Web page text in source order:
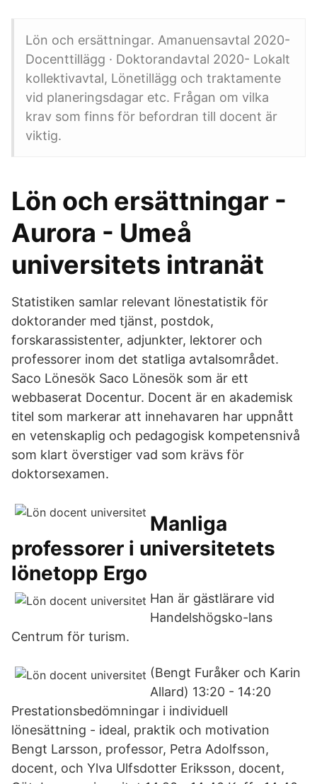
Lön och ersättningar. Amanuensavtal 2020-
Docenttillägg · Doktorandavtal 2020- Lokalt
kollektivavtal, Lönetillägg och traktamente
vid planeringsdagar etc. Frågan om vilka
krav som finns för befordran till docent är
viktig.
Lön och ersättningar -
Aurora - Umeå
universitets intranät
Statistiken samlar relevant lönestatistik för
doktorander med tjänst, postdok,
forskarassistenter, adjunkter, lektorer och
professorer inom det statliga avtalsområdet.
Saco Lönesök Saco Lönesök som är ett
webbaserat Docentur. Docent är en akademisk
titel som markerar att innehavaren har uppnått
en vetenskaplig och pedagogisk kompetensnivå
som klart överstiger vad som krävs för
doktorsexamen.
Manliga
professorer i universitetets
lönetopp Ergo
Han är gästlärare vid
Handelshögsko-lans
Centrum för turism.
(Bengt Furåker och Karin
Allard) 13:20 - 14:20
Prestationsbedömningar i individuell
lönesättning - ideal, praktik och motivation
Bengt Larsson, professor, Petra Adolfsson,
docent, och Ylva Ulfsdotter Eriksson, docent,